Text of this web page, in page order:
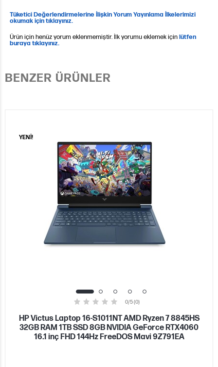
Tüketici Değerlendirmelerine İlişkin Yorum Yayınlama İlkelerimizi
okumak için tıklayınız.
Ürün için henüz yorum eklenmemiştir. İlk yorumu eklemek içinlütfen
buraya tıklayınız.
BENZER ÜRÜNLER
YENİ!
0/5 (0)
HP Victus Laptop 16-S1011NT AMD Ryzen 7 8845HS
32GB RAM 1TB SSD 8GB NVIDIA GeForce RTX4060
16.1 inç FHD 144Hz FreeDOS Mavi 9Z791EA